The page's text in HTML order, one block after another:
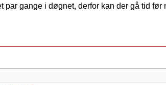
gange i døgnet, derfor kan der gå tid før